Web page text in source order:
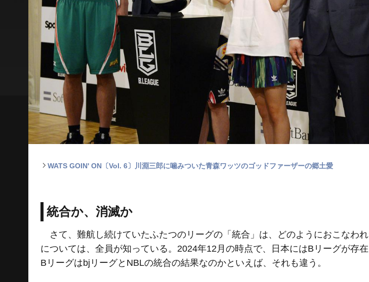
WATS GOIN' ON〔Vol. 6〕川淵三郎に噛みついた青森ワッツのゴッドファーザーの郷土愛
統合か、消滅か
さて、難航し続けていたふたつのリーグの「統合」は、どのようにおこなわ
については、全員が知っている。2024年12月の時点で、日本にはBリーグが存
BリーグはbjリーグとNBLの統合の結果なのかといえば、それも違う。